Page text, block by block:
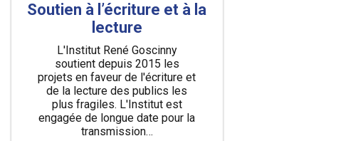
Soutien à l’écriture et à la
lecture
L'Institut René Goscinny
soutient depuis 2015 les
projets en faveur de l'écriture et
de la lecture des publics les
plus fragiles. L'Institut est
engagée de longue date pour la
transmission…